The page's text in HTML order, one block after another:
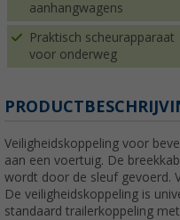
aanhangwagens
Praktisch scheurapparaat
voor onderweg
Veiligheidskoppeling voor
aan een voertuig. De
wordt door de sleuf gevoerd.
De veiligheidskoppeling is
standaard trailerkoppeling